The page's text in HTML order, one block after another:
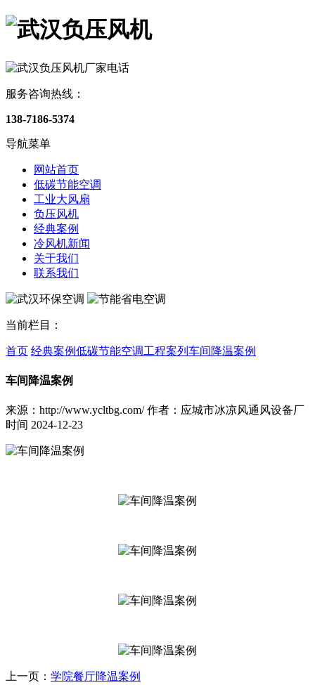
服务咨询热线：
138-7186-5374
导航菜单
网站首页
低碳节能空调
工业大风扇
负压风机
经典案例
冷风机新闻
关于我们
联系我们
当前栏目：
首页 经典案例低碳节能空调工程案列 车间降温案例
车间降温案例
来源：http://www.ycltbg.com/作者：应城市冰凉风通风设备厂
时间 2024-12-23
上一页： 学院餐厅降温案例